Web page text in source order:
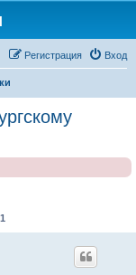
Вход
Регистрация
1